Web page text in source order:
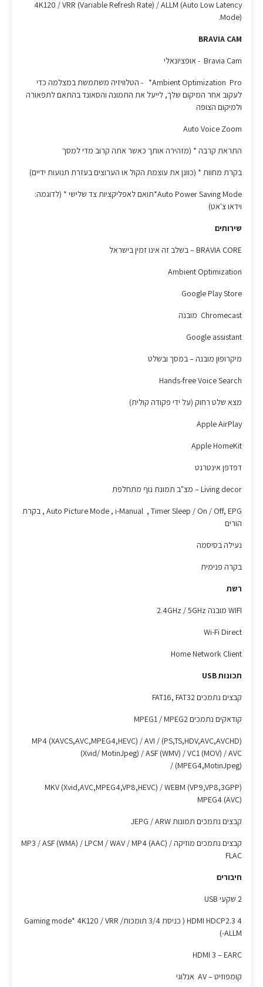
4K120 / VRR (Variable Refresh Rate) / ALLM (Auto Low Latency
Mode).
BRAVIA CAM
Bravia Cam - אופציונאלי
Ambient Optimization Pro* - הטלוויזיה משתמשת במצלמה כדי
לעקוב אחר המיקום שלך, לייעל את התמונה והסאונד בהתאם לתפאורה
ולמיקום הצופה
Auto Voice Zoom
התראת קרבה * (מזהירה אותך כאשר אתה קרוב מדי למסך
בקרת מחוות * (כוונן את עוצמת הקול או הערוצים בעזרת תנועות ידיים)
Auto Power Saving Mode*תואם לאפליקציות צד שלישי * (לדוגמה:
וידאו צ'אט)
שירותים
BRAVIA CORE – בשלב זה אינו זמין בישראל
Ambient Optimization
Google Play Store
Chromecast מובנה
Google assistant
מיקרופון מובנה – במסך ובשלט
Hands-free Voice Search
מצא שלט רחוק (על ידי פקודה קולית)
Apple AirPlay
Apple HomeKit
דפדפן אינטרנט
Living decor – מצ"ב תמונת נוף מתחלפת
Auto Picture Mode , i-Manual , Timer Sleep / On / Off, EPG , בקרת
הורים
נעילה בסיסמה
בקרה פנימית
רשת
WIFI מובנה 2.4GHz / 5GHz
Wi-Fi Direct
Home Network Client
תכונות USB
קבצים נתמכים FAT16, FAT32
קודאקים נתמכים MPEG1 / MPEG2
(PS,TS,HDV,AVC,AVCHD) / MP4 (XAVCS,AVC,MPEG4,HEVC) / AVI
(Xvid/ MotinJpeg) / ASF (WMV) / VC1 (MOV) / AVC
(MPEG4,MotinJpeg) /
MKV (Xvid,AVC,MPEG4,VP8,HEVC) / WEBM (VP9,VP8,3GPP)
MPEG4 (AVC)
קבצים נתמכים תמונות JEPG / ARW
קבצים נתמכים מוזיקה MP3 / ASF (WMA) / LPCM / WAV / MP4 (AAC) /
FLAC
חיבורים
2 שקעי USB
4 HDMI HDCP2.3 ( כניסת 3/4 תומכותGaming mode* 4K120 / VRR /
ALLM-)
HDMI 3 – EARC
קומפוזיט – AV אנלוגי